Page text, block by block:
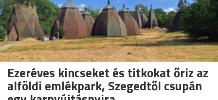
Ezeréves kincseket és titkokat őriz az
alföldi emlékpark, Szegedtől csupán